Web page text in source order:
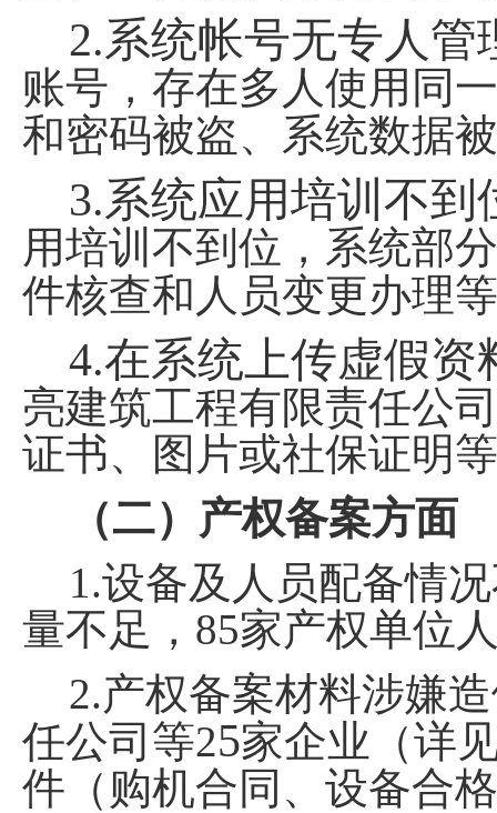
2.系统帐号无专人管
账号，存在多人使用同
和密码被盗、系统数据
3.系统应用培训不到
用培训不到位，系统部
件核查和人员变更办理
4.在系统上传虚假资
亮建筑工程有限责任公
证书、图片或社保证明
（二）产权备案方面
1.设备及人员配备情
量不足， 85家产权单位
2.产权备案材料涉嫌
任公司 等25家企业（详
件（购机合同、设备合